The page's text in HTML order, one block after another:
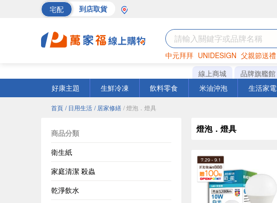
宅配 到店取貨
中元拜拜 UNIDESIGN 父親節送禮
罐頭 海苔 洋芋片
線上商城 品牌旗艦館
好康主題
生鮮冷凍 飲料零食 米油沖泡 生活家電
首頁 / 日用生活 / 居家修繕 / 燈泡．燈具
商品分類
衛生紙
家庭清潔 殺蟲
乾淨飲水
燈泡．燈具